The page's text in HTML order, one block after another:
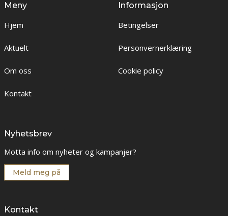
Meny
Hjem
Aktuelt
Om oss
Kontakt
Informasjon
Betingelser
Personvernerklæring
Cookie policy
Nyhetsbrev
Motta info om nyheter og kampanjer?
Meld meg på
Kontakt